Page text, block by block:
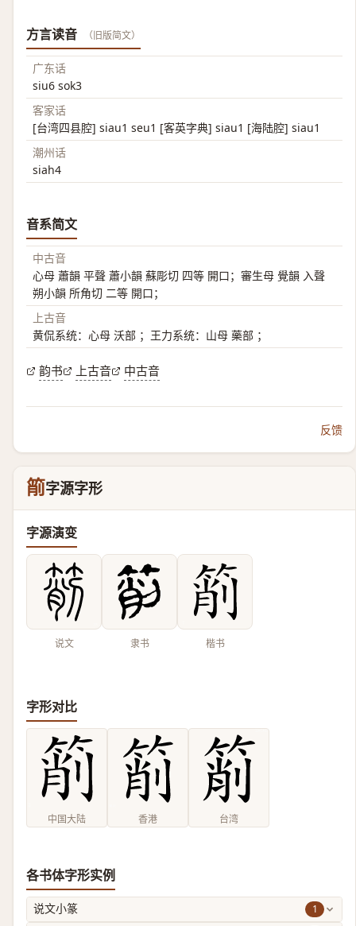
方言读音 （旧版简文）
广东话
siu6 sok3
客家话
[台湾四县腔] siau1 seu1 [客英字典] siau1 [海陆腔] siau1
潮州话
siah4
音系简文
中古音
心母 蕭韻 平聲 蕭小韻 蘇彫切 四等 開口；審生母 覺韻 入聲
朔小韻 所角切 二等 開口；
上古音
黄侃系统：心母 沃部 ；王力系统：山母 藥部 ；
韵书 上古音 中古音
反馈
箾字源字形
字源演变
说文 隶书 楷书
字形对比
中国大陆 香港 台湾
各书体字形实例
说文小篆 1